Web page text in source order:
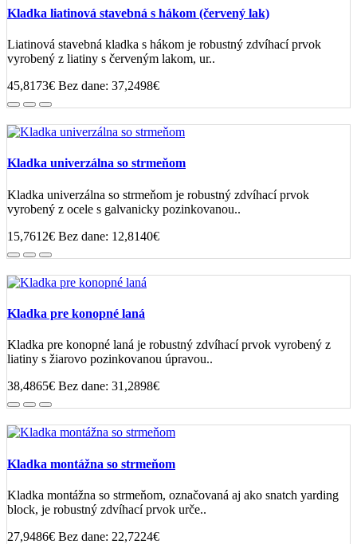
Kladka liatinová stavebná s hákom (červený lak)
Liatinová stavebná kladka s hákom je robustný zdvíhací prvok
vyrobený z liatiny s červeným lakom, ur..
45,8173€ Bez dane: 37,2498€
Kladka univerzálna so strmeňom
Kladka univerzálna so strmeňom je robustný zdvíhací prvok
vyrobený z ocele s galvanicky pozinkovanou..
15,7612€ Bez dane: 12,8140€
Kladka pre konopné laná
Kladka pre konopné laná je robustný zdvíhací prvok vyrobený z
liatiny s žiarovo pozinkovanou úpravou..
38,4865€ Bez dane: 31,2898€
Kladka montážna so strmeňom
Kladka montážna so strmeňom, označovaná aj ako snatch yarding
block, je robustný zdvíhací prvok urče..
27,9486€ Bez dane: 22,7224€